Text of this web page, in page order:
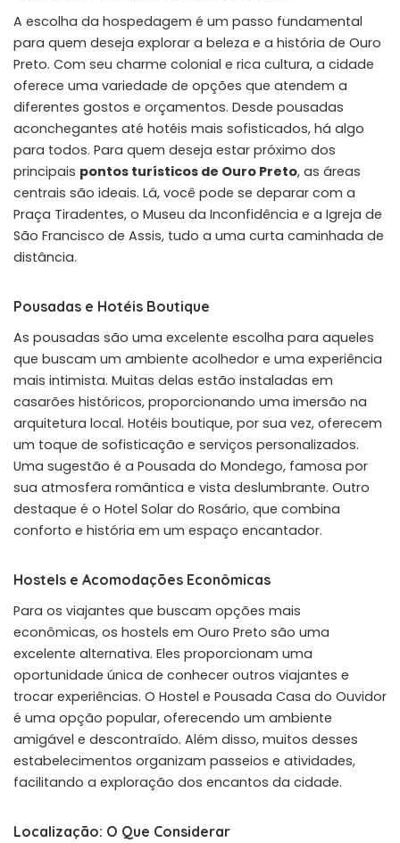
A escolha da hospedagem é um passo fundamental
para quem deseja explorar a beleza e a história de Ouro
Preto. Com seu charme colonial e rica cultura, a cidade
oferece uma variedade de opções que atendem a
diferentes gostos e orçamentos. Desde pousadas
aconchegantes até hotéis mais sofisticados, há algo
para todos. Para quem deseja estar próximo dos
principais pontos turísticos de Ouro Preto, as áreas
centrais são ideais. Lá, você pode se deparar com a
Praça Tiradentes, o Museu da Inconfidência e a Igreja de
São Francisco de Assis, tudo a uma curta caminhada de
distância.
Pousadas e Hotéis Boutique
As pousadas são uma excelente escolha para aqueles
que buscam um ambiente acolhedor e uma experiência
mais intimista. Muitas delas estão instaladas em
casarões históricos, proporcionando uma imersão na
arquitetura local. Hotéis boutique, por sua vez, oferecem
um toque de sofisticação e serviços personalizados.
Uma sugestão é a Pousada do Mondego, famosa por
sua atmosfera romântica e vista deslumbrante. Outro
destaque é o Hotel Solar do Rosário, que combina
conforto e história em um espaço encantador.
Hostels e Acomodações Econômicas
Para os viajantes que buscam opções mais
econômicas, os hostels em Ouro Preto são uma
excelente alternativa. Eles proporcionam uma
oportunidade única de conhecer outros viajantes e
trocar experiências. O Hostel e Pousada Casa do Ouvidor
é uma opção popular, oferecendo um ambiente
amigável e descontraído. Além disso, muitos desses
estabelecimentos organizam passeios e atividades,
facilitando a exploração dos encantos da cidade.
Localização: O Que Considerar